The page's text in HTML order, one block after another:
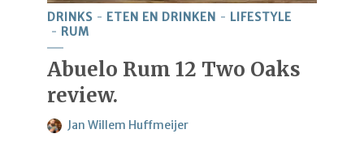
DRINKS ETEN EN DRINKEN
LIFESTYLE
RUM
Abuelo Rum 12 Two Oaks
review.
Jan Willem Huffmeijer